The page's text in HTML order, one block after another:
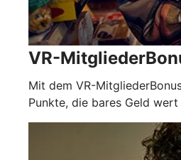
VR-
Mit dem VR-
Punkte, die bares Geld wert